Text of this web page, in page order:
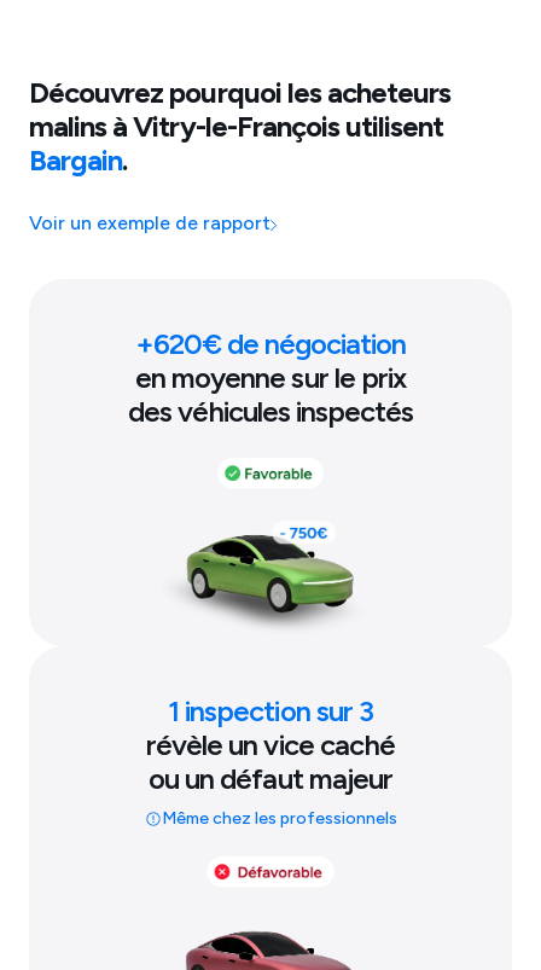
Découvrez pourquoi les acheteurs
malins àVitry-le-Françoisutilisent
Bargain.
Voir un exemple de rapport
+620€ de négociation
en moyenne sur le prix
des véhicules inspectés
1 inspection sur 3
révèle un vice caché
ou un défaut majeur
Même chez les professionnels